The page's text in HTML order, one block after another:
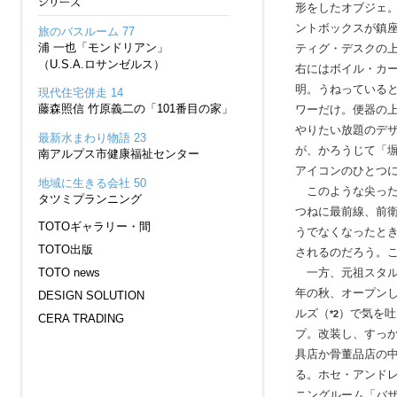
旅のバスルーム 77
浦 一也「モンドリアン」
（U.S.A.ロサンゼルス）
現代住宅併走 14
藤森照信 竹原義二の「101番目の家」
最新水まわり物語 23
南アルプス市健康福祉センター
地域に生きる会社 50
タツミプランニング
TOTOギャラリー・間
TOTO出版
TOTO news
DESIGN SOLUTION
CERA TRADING
形をしたオブジェ
ントボックスが鎮
ティグ・デスクの
右にはボイル・カ
明。うねっている
ワーだけ。便器の
やりたい放題のデ
が、かろうじて「
アイコンのひとつ
このような尖っ
つねに最前線、前
うでなくなったと
されるのだろう。
一方、元祖スタ
年の秋、オープン
ルズ（*2）で気を
プ。改装し、すっ
具店か骨董品店の
る。ホセ・アンド